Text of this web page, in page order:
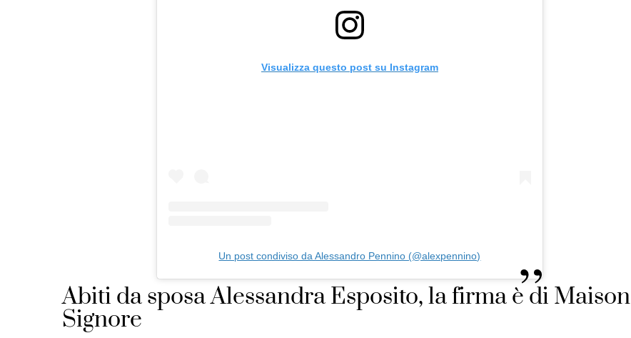
Visualizza questo post su Instagram
Un post condiviso da Alessandro Pennino (@alexpennino)
Abiti da sposa Alessandra Esposito, la firma è di Maison
Signore